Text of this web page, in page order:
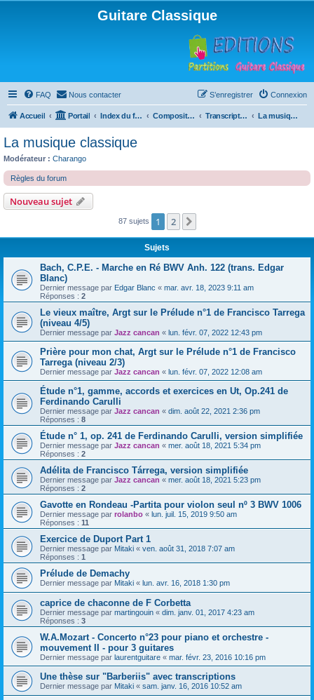
Guitare Classique
FAQ Nous contacter Connexion
S’enregistrer
Accueil Portail Index du forum Compositions Transcriptions et arrangements La musique classique
La musique classique
Modérateur : Charango
Règles du forum
Nouveau sujet
87 sujets 1 2
Sujets
Bach, C.P.E. - Marche en Ré BWV Anh. 122 (trans. Edgar
Blanc)
Dernier message par Edgar Blanc « mar. avr. 18, 2023 9:11 am
Réponses : 2
Le vieux maître, Argt sur le Prélude n°1 de Francisco Tarrega
(niveau 4/5)
Dernier message par Jazz cancan « lun. févr. 07, 2022 12:43 pm
Prière pour mon chat, Argt sur le Prélude n°1 de Francisco
Tarrega (niveau 2/3)
Dernier message par Jazz cancan « lun. févr. 07, 2022 12:08 am
Étude n°1, gamme, accords et exercices en Ut, Op.241 de
Ferdinando Carulli
Dernier message par Jazz cancan « dim. août 22, 2021 2:36 pm
Réponses : 8
Étude n° 1, op. 241 de Ferdinando Carulli, version simplifiée
Dernier message par Jazz cancan « mer. août 18, 2021 5:34 pm
Réponses : 2
Adélita de Francisco Tárrega, version simplifiée
Dernier message par Jazz cancan « mer. août 18, 2021 5:23 pm
Réponses : 2
Gavotte en Rondeau -Partita pour violon seul nº 3 BWV 1006
Dernier message par rolanbo « lun. juil. 15, 2019 9:50 am
Réponses : 11
Exercice de Duport Part 1
Dernier message par Mitaki « ven. août 31, 2018 7:07 am
Réponses : 1
Prélude de Demachy
Dernier message par Mitaki « lun. avr. 16, 2018 1:30 pm
caprice de chaconne de F Corbetta
Dernier message par martingouin « dim. janv. 01, 2017 4:23 am
Réponses : 3
W.A.Mozart - Concerto n°23 pour piano et orchestre -
mouvement II - pour 3 guitares
Dernier message par laurentguitare « mar. févr. 23, 2016 10:16 pm
Une thèse sur "Barberiis" avec transcriptions
Dernier message par Mitaki « sam. janv. 16, 2016 10:52 am